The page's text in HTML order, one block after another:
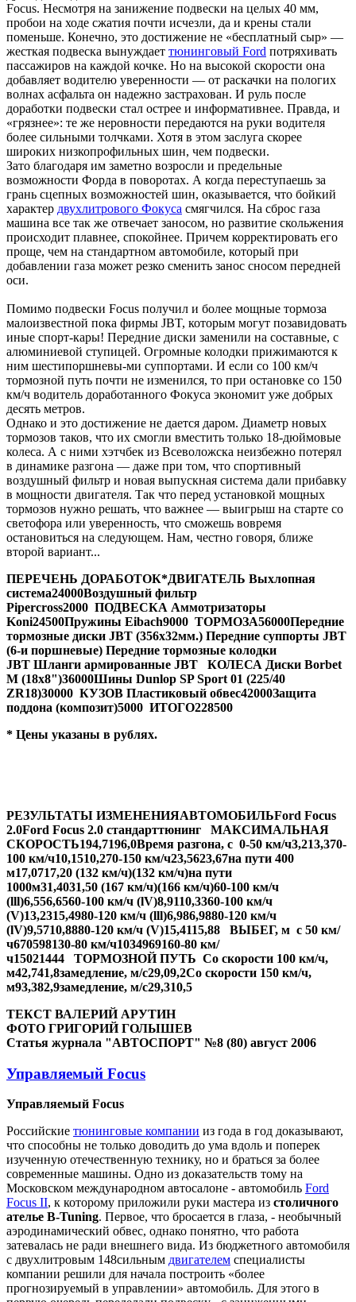
Focus. Несмотря на занижение подвески на целых 40 мм,
пробои на ходе сжатия почти исчезли, да и крены стали
поменьше. Конечно, это достижение не «бесплатный сыр» —
жесткая подвеска вынуждает тюнинговый Ford потряхивать
пассажиров на каждой кочке. Но на высокой скорости она
добавляет водителю уверенности — от раскачки на пологих
волнах асфальта он надежно застрахован. И руль после
доработки подвески стал острее и информативнее. Правда, и
«грязнее»: те же неровности передаются на руки водителя
более сильными толчками. Хотя в этом заслуга скорее
широких низкопрофильных шин, чем подвески.
Зато благодаря им заметно возросли и предельные
возможности Форда в поворотах. А когда переступаешь за
грань сцепных возможностей шин, оказывается, что бойкий
характер двухлитрового Фокуса смягчился. На сброс газа
машина все так же отвечает заносом, но развитие скольжения
происходит плавнее, спокойнее. Причем корректировать его
проще, чем на стандартном автомобиле, который при
добавлении газа может резко сменить занос сносом передней
оси.
Помимо подвески Focus получил и более мощные тормоза
малоизвестной пока фирмы JBT, которым могут позавидовать
иные спорт-кары! Передние диски заменили на составные, с
алюминиевой ступицей. Огромные колодки прижимаются к
ним шестипоршневы-ми суппортами. И если со 100 км/ч
тормозной путь почти не изменился, то при остановке со 150
км/ч водитель доработанного Фокуса экономит уже добрых
десять метров.
Однако и это достижение не дается даром. Диаметр новых
тормозов таков, что их смогли вместить только 18-дюймовые
колеса. А с ними хэтчбек из Всеволожска неизбежно потерял
в динамике разгона — даже при том, что спортивный
воздушный фильтр и новая выпускная система дали прибавку
в мощности двигателя. Так что перед установкой мощных
тормозов нужно решать, что важнее — выигрыш на старте со
светофора или уверенность, что сможешь вовремя
остановиться на следующем. Нам, честно говоря, ближе
второй вариант...
ПЕРЕЧЕНЬ ДОРАБОТОК*ДВИГАТЕЛЬ Выхлопная
система24000Воздушный фильтр
Pipercross2000 ПОДВЕСКА Аммотризаторы
Koni24500Пружины Eibach9000 ТОРМОЗА56000Передние
тормозные диски JBT (356x32мм.) Передние суппорты JBT
(6-и поршневые) Передние тормозные колодки
JBT Шланги армированные JBT КОЛЕСА Диски Borbet
M (18x8")36000Шины Dunlop SP Sport 01 (225/40
ZR18)30000 КУЗОВ Пластиковый обвес42000Защита
поддона (композит)5000 ИТОГО228500
* Цены указаны в рублях.
РЕЗУЛЬТАТЫ ИЗМЕНЕНИЯАВТОМОБИЛЬFord Focus
2.0Ford Focus 2.0 стандарттюнинг
МАКСИМАЛЬНАЯ
СКОРОСТЬ194,7196,0Время разгона, с 0-50 км/ч3,213,370-
100 км/ч10,1510,270-150 км/ч23,5623,67на пути 400
м17,0717,20 (132 км/ч)(132 км/ч)на пути
1000м31,4031,50 (167 км/ч)(166 км/ч)60-100 км/ч
(lll)6,556,6560-100 км/ч (lV)8,9110,3360-100 км/ч
(V)13,2315,4980-120 км/ч (lll)6,986,9880-120 км/ч
(lV)9,5710,8880-120 км/ч (V)15,4115,88 ВЫБЕГ, м с 50 км/
ч670598130-80 км/ч1034969160-80 км/
ч15021444 ТОРМОЗНОЙ ПУТЬ Со скорости 100 км/ч,
м42,741,8замедление, м/с29,09,2Со скорости 150 км/ч,
м93,382,9замедление, м/с29,310,5
ТЕКСТ ВАЛЕРИЙ АРУТИН
ФОТО ГРИГОРИЙ ГОЛЫШЕВ
Статья журнала "АВТОСПОРТ" №8 (80) август 2006
Управляемый Focus
Управляемый Focus
Российские тюнинговые компании из года в год доказывают,
что способны не только доводить до ума вдоль и поперек
изученную отечественную технику, но и браться за более
современные машины. Одно из доказательств тому на
Московском международном автосалоне - автомобиль Ford
Focus II, к которому приложили руки мастера из столичного
ателье B-Tuning. Первое, что бросается в глаза, - необычный
аэродинамический обвес, однако понятно, что работа
затевалась не ради внешнего вида. Из бюджетного автомобиля
с двухлитровым 148сильным двигателем специалисты
компании решили для начала построить «более
прогнозируемый в управлении» автомобиль. Для этого в